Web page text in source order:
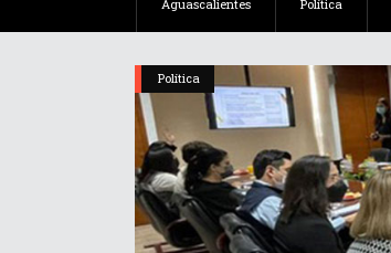
Aguascalientes Política
Política